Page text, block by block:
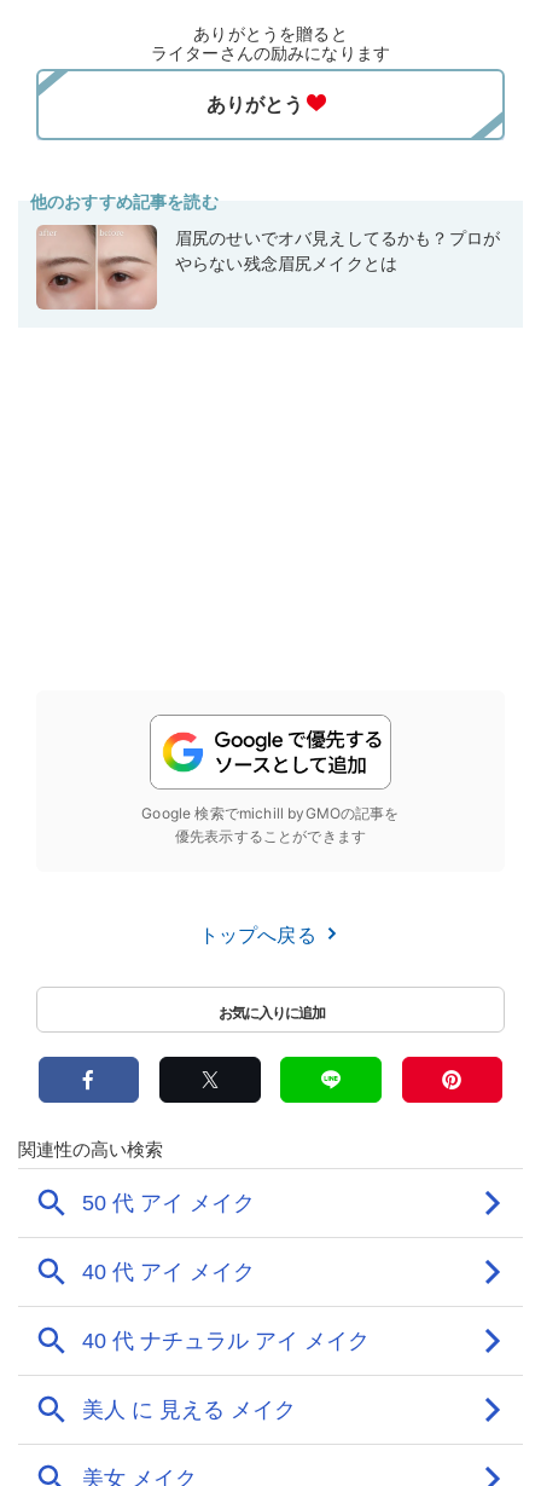
ありがとうを贈ると
ライターさんの励みになります
他のおすすめ記事を読む
眉尻のせいでオバ見えしてるかも？プロが
やらない残念眉尻メイクとは
Google 検索でmichill byGMOの記事を
優先表示することができます
トップへ戻る